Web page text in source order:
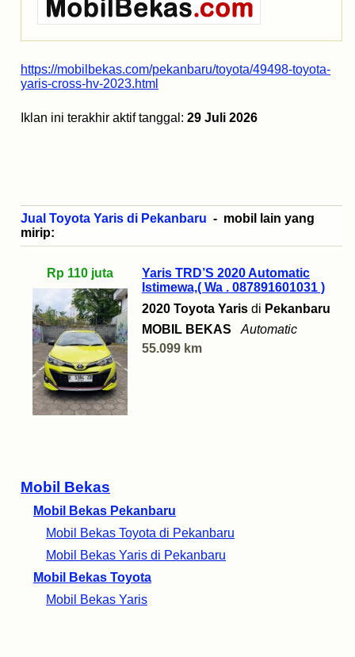
Mobil Bekas
Mobil Bekas Pekanbaru
Mobil Bekas Toyota di Pekanbaru
Mobil Bekas Yaris di Pekanbaru
Mobil Bekas Toyota
Mobil Bekas Yaris
https://mobilbekas.com/pekanbaru/toyota/49498-toyota-
yaris-cross-hv-2023.html
Iklan ini terakhir aktif tanggal: 29 Juli 2026
Jual Toyota Yaris di Pekanbaru - mobil lain yang
mirip:
Rp 110 juta
Yaris TRD’S 2020 Automatic
Istimewa,( Wa . 087891601031 )
2020 Toyota Yaris di Pekanbaru
MOBIL BEKAS
Automatic
55.099 km